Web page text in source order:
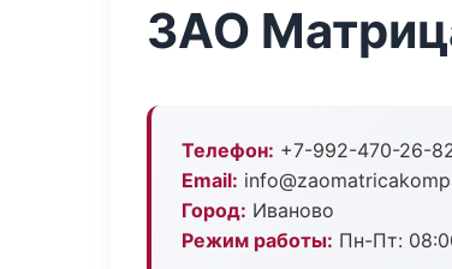
ЗАО
Телефон: +7-992-470-26-
Email:
Город: Иваново
Режим работы: Пн-Пт: